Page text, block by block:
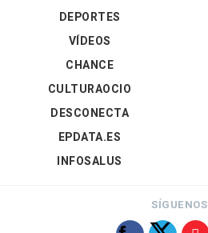
DEPORTES
VÍDEOS
CHANCE
CULTURAOCIO
DESCONECTA
EPDATA.ES
INFOSALUS
SÍGUENOS